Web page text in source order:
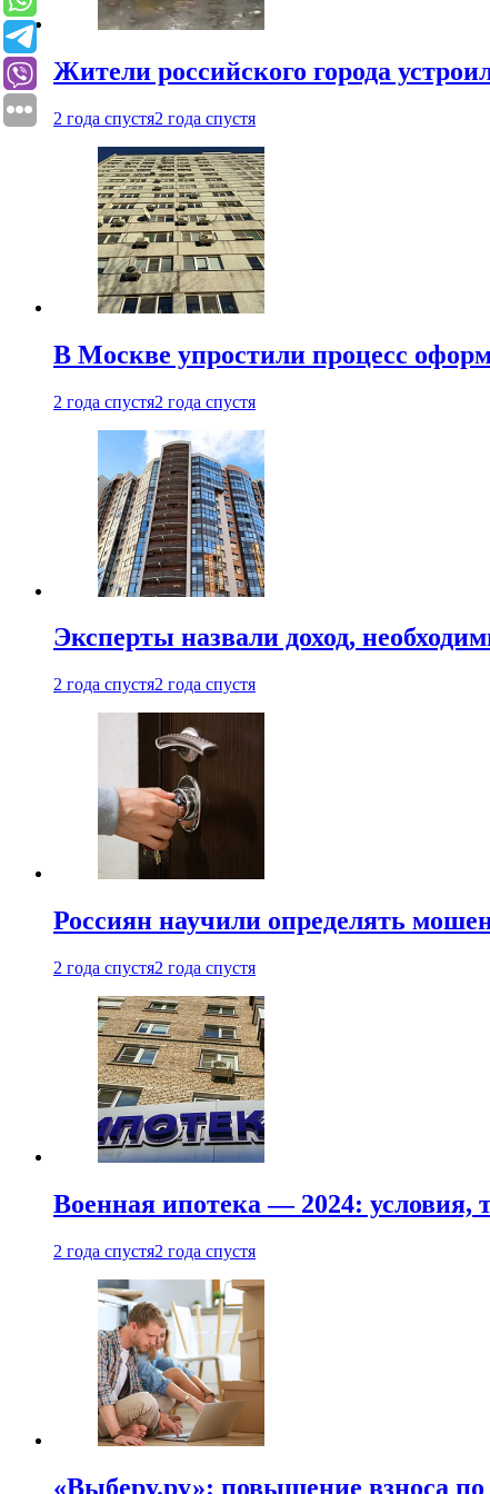
Жители российского города
2 года спустя2 года спустя
В Москве упростили процесс
2 года спустя2 года спустя
Эксперты назвали доход,
2 года спустя2 года спустя
Россиян научили определять
2 года спустя2 года спустя
Военная ипотека — 2024: условия,
2 года спустя2 года спустя
«Выберу.ру»: повышение взноса